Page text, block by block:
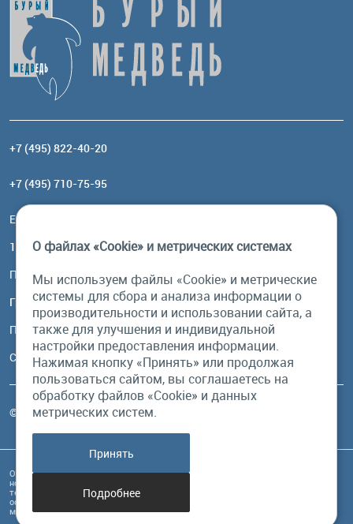
+7 (495) 822-40-20
+7 (495) 710-75-95
Email:
117485, Москва, ул. Профсоюзная, 84/32, корп 1
Посмотреть на карте
График работы
Пн-Пт: с 10:00 до 18:00
Сб, Вс: выходной
© Бурый Медведь MMXXVI. Все права защищены.
Обращаем Ваше внимание на то, что данный интернет-сайт и его содержимое
носит исключительно информационный характер и ни при каких условиях
техническая информация, размещенная на сайте, не являются публичной
офертой, определяемой положениями Статьи 437 Гражданского кодекса РФ, и
может быть изменена в любое время без предупреждения.
О файлах «Cookie» и метрических системах
Мы используем файлы «Cookie» и метрические
системы для сбора и анализа информации о
производительности и использовании сайта, а
также для улучшения и индивидуальной
настройки предоставления информации.
Нажимая кнопку «Принять» или продолжая
пользоваться сайтом, вы соглашаетесь на
обработку файлов «Cookie» и данных
метрических систем.
Принять
Подробнее